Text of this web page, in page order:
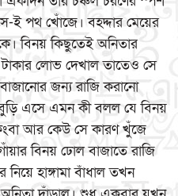
ই পথ খোঁজে। বহদ্দার মেয়ের
বিনয় কিছুতেই অনিতার
টাকার লোভ দেখাল তাতেও সে
জন্য রাজি করানো
এসে এমন কী বলল যে বিনয়
আর কেউ সে কারণ খুঁজে
বিনয় ঢোল বাজাতে রাজি
হাঙ্গামা বাঁধাল তখন